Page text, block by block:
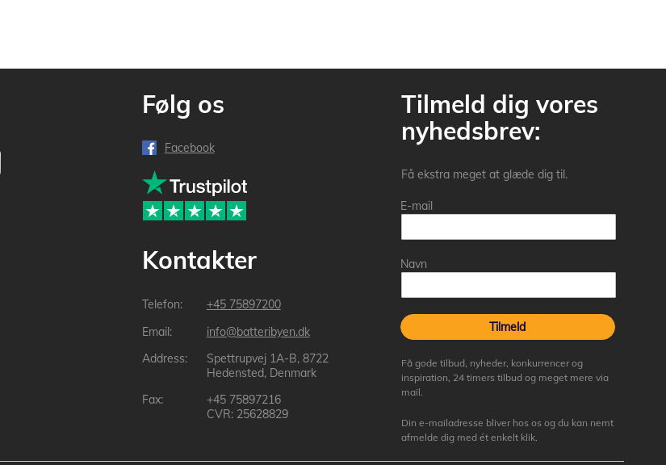
Følg os
Facebook
Kontakter
+45 75897200
info@batteribyen.dk
Spettrupvej 1A-B, 8722
Hedensted, Denmark
+45 75897216
CVR: 25628829
Tilmeld dig vores
nyhedsbrev:
Få ekstra meget at glæde dig til.
E-mail
Navn
Tilmeld
Få gode tilbud, nyheder, konkurrencer og
inspiration, 24 timers tilbud og meget mere via
mail.
Din e-mailadresse bliver hos os og du kan nemt
afmelde dig med ét enkelt klik.